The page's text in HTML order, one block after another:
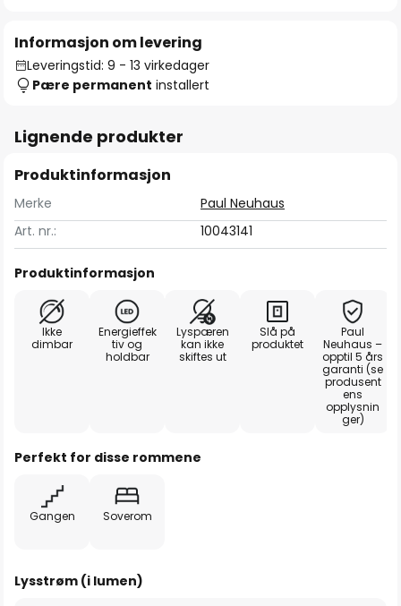
Informasjon om levering
Leveringstid: 9 - 13 virkedager
Pære permanent installert
Lignende produkter
Produktinformasjon
Merke
Paul Neuhaus
Art. nr.:
10043141
Produktinformasjon
Ikke
dimbar
Energieffek
tiv og
holdbar
Lyspæren
kan ikke
skiftes ut
Slå på
produktet
Paul
Neuhaus –
opptil 5 års
garanti (se
produsent
ens
opplysnin
ger)
Perfekt for disse rommene
Gangen Soverom
Lysstrøm (i lumen)